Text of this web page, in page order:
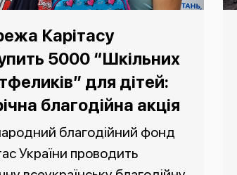
Карітасу
5000 “Шкільних
для дітей:
благодійна акція
благодійний фонд
України проводить